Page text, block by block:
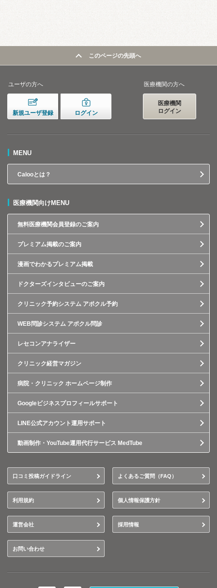
このページの先頭へ
ユーザの方へ
新規ユーザ登録 ログイン
医療機関の方へ
医療機関
ログイン
MENU
Calooとは？
医療機関向けMENU
無料医療機関会員登録のご案内
プレミアム掲載のご案内
漫画でわかるプレミアム掲載
ドクターズインタビューのご案内
クリニック予約システム アポクル予約
WEB問診システム アポクル問診
レセコンアナライザー
クリニック経営マガジン
病院・クリニック ホームページ制作
Googleビジネスプロフィールサポート
LINE公式アカウント運用サポート
動画制作・YouTube運用代行サービス MedTube
口コミ投稿ガイドライン よくあるご質問（FAQ）
利用規約 個人情報保護方針
運営会社 採用情報
お問い合わせ